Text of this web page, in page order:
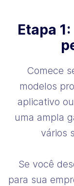
Etapa
Comece
modelos
aplicativo
uma ampla
vários
Se você
para sua